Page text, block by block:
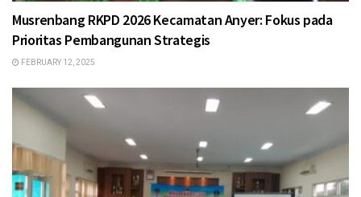
Musrenbang RKPD 2026 Kecamatan Anyer: Fokus pada
Prioritas Pembangunan Strategis
FEBRUARY 12, 2025